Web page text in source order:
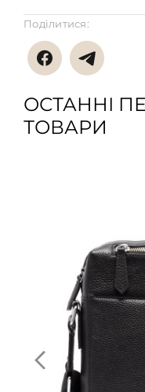
Поділитися:
ОСТАННІ
ТОВАРИ